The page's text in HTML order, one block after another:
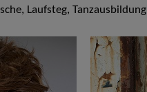
Laufsteg, Tanzausbildung